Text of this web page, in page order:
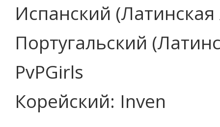
Испанский
Португальский
PvPGirls
Корейский: Inven